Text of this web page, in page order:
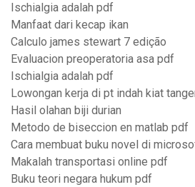
Ischialgia adalah pdf
Manfaat dari kecap ikan
Calculo james stewart 7 edição
Evaluacion preoperatoria asa pdf
Ischialgia adalah pdf
Lowongan kerja di pt indah kiat
Hasil olahan biji durian
Metodo de biseccion en matlab pdf
Cara membuat buku novel di
Makalah transportasi online pdf
Buku teori negara hukum pdf